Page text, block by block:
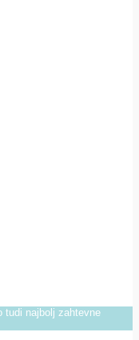
tudi najbolj zahtevne